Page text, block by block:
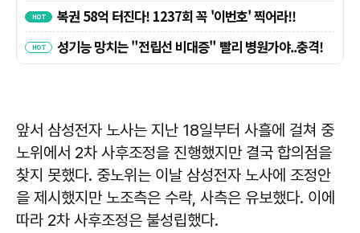
앞서 삼성전자 노사는 지난 18일부터 사흘에 걸쳐 중
노위에서 2차 사후조정을 진행했지만 결국 합의점을
찾지 못했다. 중노위는 이날 삼성전자 노사에 조정안
을 제시했지만 노조측은 수락, 사측은 유보했다. 이에
따라 2차 사후조정은 불성립했다.